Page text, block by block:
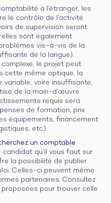
à l’étranger, les
le contrôle de l’activité
de supervision seront
sont également
vis-à-vis de la
de la langue).
complexe, le projet peut
cette même optique, la
variable, voire insuffisante,
de la main-d’œuvre
requis sera
de formation, prix
équipements, financement
etc.).
un comptable
candidat qu’il vous faut sur
la possibilité de publier
Celles-ci peuvent même
partenaires. Consultez
pour trouver celle